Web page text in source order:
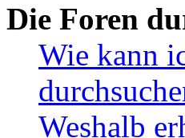
Die Foren
Wie kann
Weshalb